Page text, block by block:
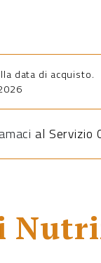
data di acquisto.
al Servizio